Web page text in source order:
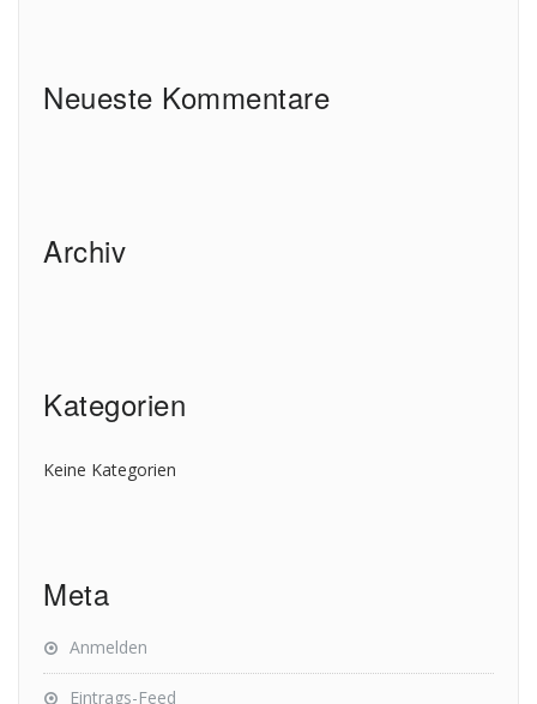
Neueste Kommentare
Archiv
Kategorien
Keine Kategorien
Meta
Anmelden
Eintrags-Feed